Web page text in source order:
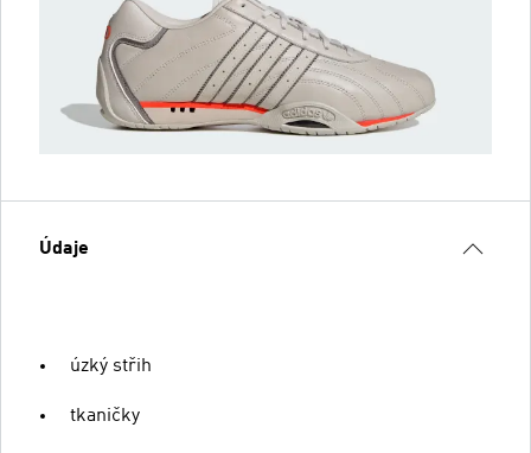
Údaje
úzký střih
tkaničky